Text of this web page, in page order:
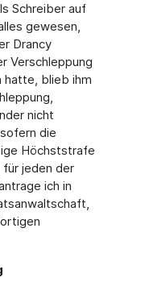
Schreiber auf
gewesen,
Drancy
Verschleppung
hatte, blieb ihm
nicht
die
Höchststrafe
jeden der
ich in